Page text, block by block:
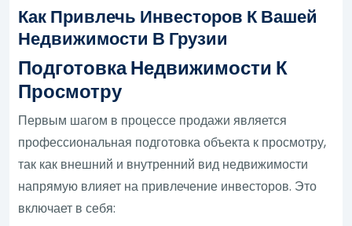
Как Привлечь Инвесторов К Вашей
Недвижимости В Грузии
Подготовка Недвижимости К
Просмотру
Первым шагом в процессе продажи является
профессиональная подготовка объекта к просмотру,
так как внешний и внутренний вид недвижимости
напрямую влияет на привлечение инвесторов. Это
включает в себя: